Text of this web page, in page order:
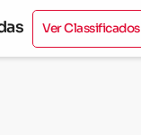
Ver Classificados